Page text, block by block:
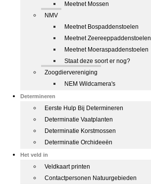
Meetnet Mossen
NMV
Meetnet Bospaddenstoelen
Meetnet Zeereeppaddenstoelen
Meetnet Moeraspaddenstoelen
Staat deze soort er nog?
Zoogdiervereniging
NEM Wildcamera's
Determineren
Eerste Hulp Bij Determineren
Determinatie Vaatplanten
Determinatie Korstmossen
Determinatie Orchideeën
Het veld in
Veldkaart printen
Contactpersonen Natuurgebieden